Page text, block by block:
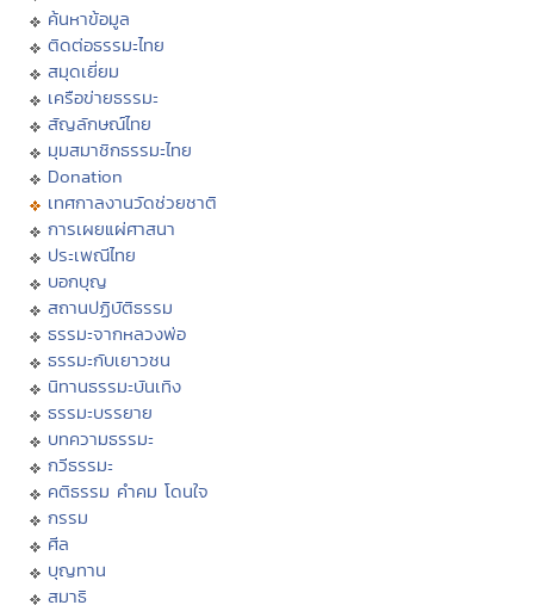
ค้นหาข้อมูล
ติดต่อธรรมะไทย
สมุดเยี่ยม
เครือข่ายธรรมะ
สัญลักษณ์ไทย
มุมสมาชิกธรรมะไทย
Donation
เทศกาลงานวัดช่วยชาติ
การเผยแผ่ศาสนา
ประเพณีไทย
บอกบุญ
สถานปฏิบัติธรรม
ธรรมะจากหลวงพ่อ
ธรรมะกับเยาวชน
นิทานธรรมะบันเทิง
ธรรมะบรรยาย
บทความธรรมะ
กวีธรรมะ
คติธรรม คำคม โดนใจ
กรรม
ศีล
บุญทาน
สมาธิ